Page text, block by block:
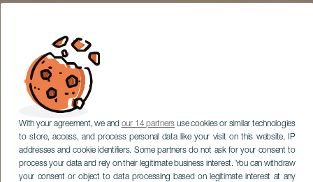
With your agreement, we and our 14 partners use cookies or similar technologies
to store, access, and process personal data like your visit on this website, IP
addresses and cookie identifiers. Some partners do not ask for your consent to
process your data and rely on their legitimate business interest. You can withdraw
your consent or object to data processing based on legitimate interest at any